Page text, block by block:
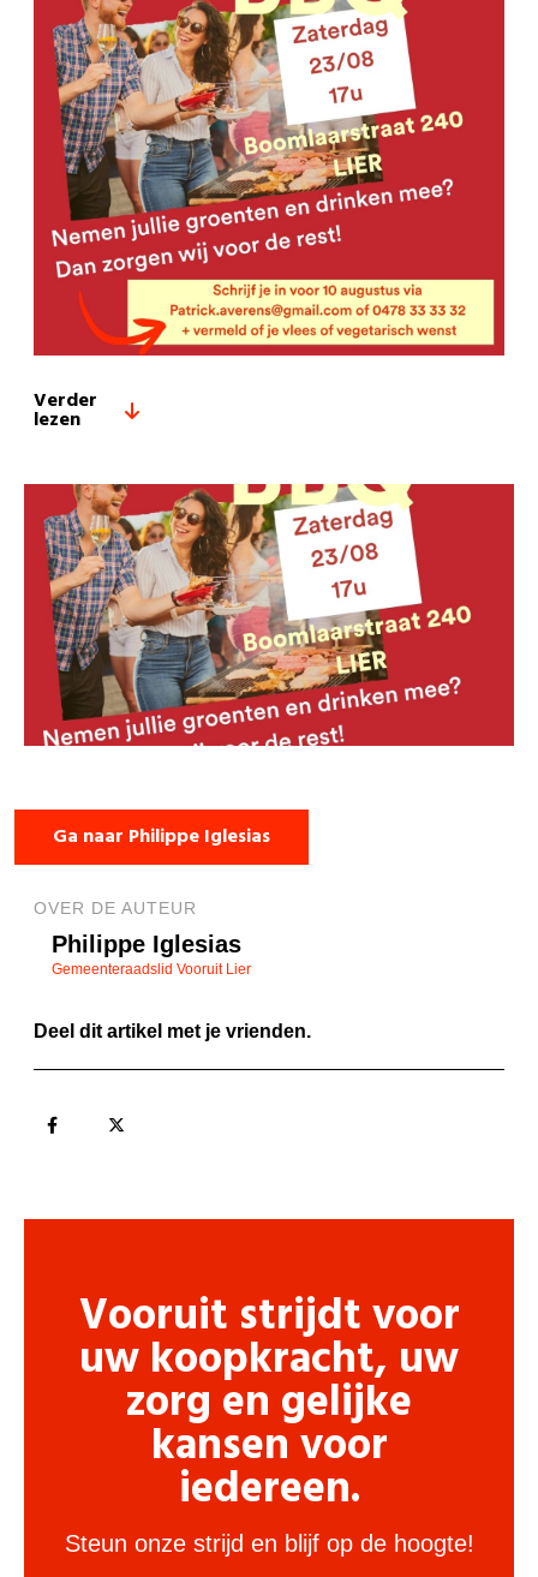
Verder
lezen
Ga naar Philippe Iglesias
OVER DE AUTEUR
Philippe Iglesias
Gemeenteraadslid Vooruit Lier
Deel dit artikel met je vrienden.
Vooruit strijdt voor
uw koopkracht, uw
zorg en gelijke
kansen voor
iedereen.
Steun onze strijd en blijf op de hoogte!